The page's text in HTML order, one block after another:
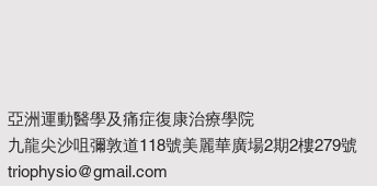
亞洲運動醫學及痛症復康治療學院
九龍尖沙咀彌敦道118號美麗華廣場2期2樓279號
triophysio@gmail.com